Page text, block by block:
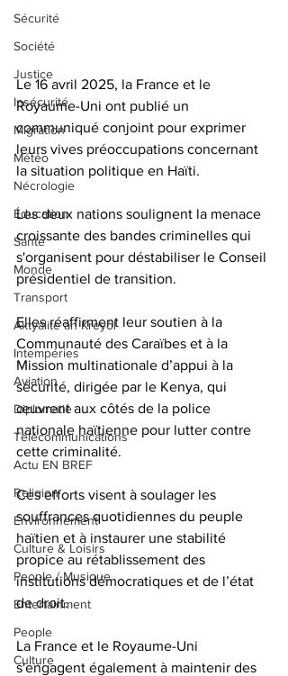
Sécurité
Société
Justice
Insécurité
Migration
Météo
Nécrologie
Éducation
Santé
Monde
Transport
Aktyalite an Kreyòl
Intempéries
Aviation
Diplomatie
Télécommunications
Actu EN BREF
Religion
Environnement
Culture & Loisirs
People / Musique
Entertainment
People
Culture
Le 16 avril 2025, la France et le
Royaume-Uni ont publié un
communiqué conjoint pour exprimer
leurs vives préoccupations concernant
la situation politique en Haïti.
Les deux nations soulignent la menace
croissante des bandes criminelles qui
s'organisent pour déstabiliser le Conseil
présidentiel de transition.
Elles réaffirment leur soutien à la
Communauté des Caraïbes et à la
Mission multinationale d’appui à la
sécurité, dirigée par le Kenya, qui
œuvrent aux côtés de la police
nationale haïtienne pour lutter contre
cette criminalité.
Ces efforts visent à soulager les
souffrances quotidiennes du peuple
haïtien et à instaurer une stabilité
propice au rétablissement des
institutions démocratiques et de l’état
de droit.
La France et le Royaume-Uni
s'engagent également à maintenir des